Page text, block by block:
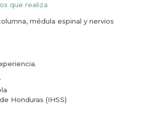
que realiza
médula espinal y nervios
Honduras (IHSS)